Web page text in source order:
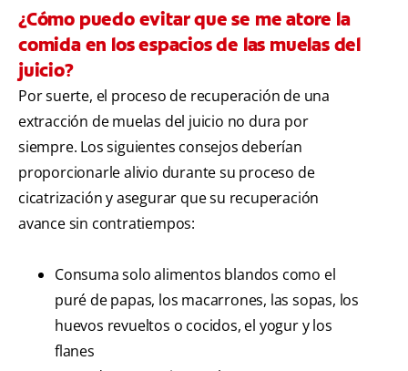
¿Cómo puedo evitar que se me atore la
comida en los espacios de las muelas del
juicio?
Por suerte, el proceso de recuperación de una
extracción de muelas del juicio no dura por
siempre. Los siguientes consejos deberían
proporcionarle alivio durante su proceso de
cicatrización y asegurar que su recuperación
avance sin contratiempos:
Consuma solo alimentos blandos como el
puré de papas, los macarrones, las sopas, los
huevos revueltos o cocidos, el yogur y los
flanes